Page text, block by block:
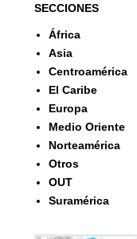
SECCIONES
África
Asia
Centroamérica
El Caribe
Europa
Medio Oriente
Norteamérica
Otros
OUT
Suramérica